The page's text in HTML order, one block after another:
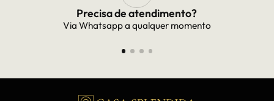
Frete Grátis
Frete grátis para todo Brasil